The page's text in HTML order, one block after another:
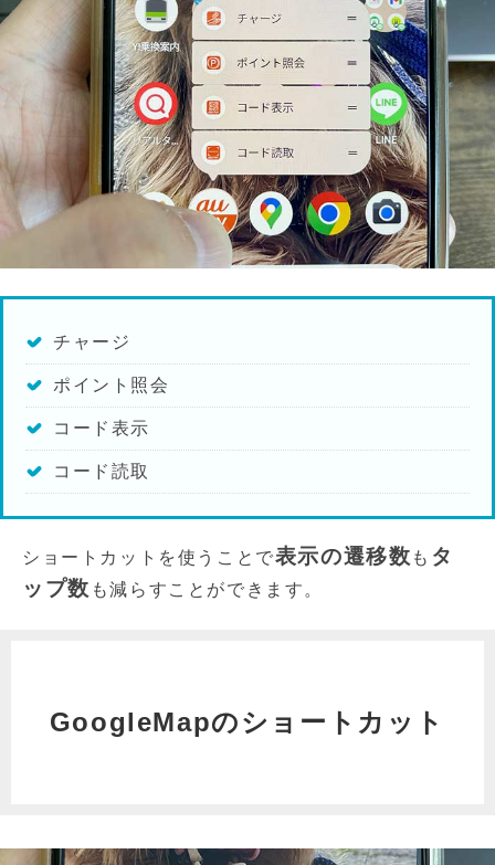
チャージ
ポイント照会
コード表示
コード読取
ショートカットを使うことで表示の遷移数 も タ
ップ数 も減らすことができます。
GoogleMapのショートカット